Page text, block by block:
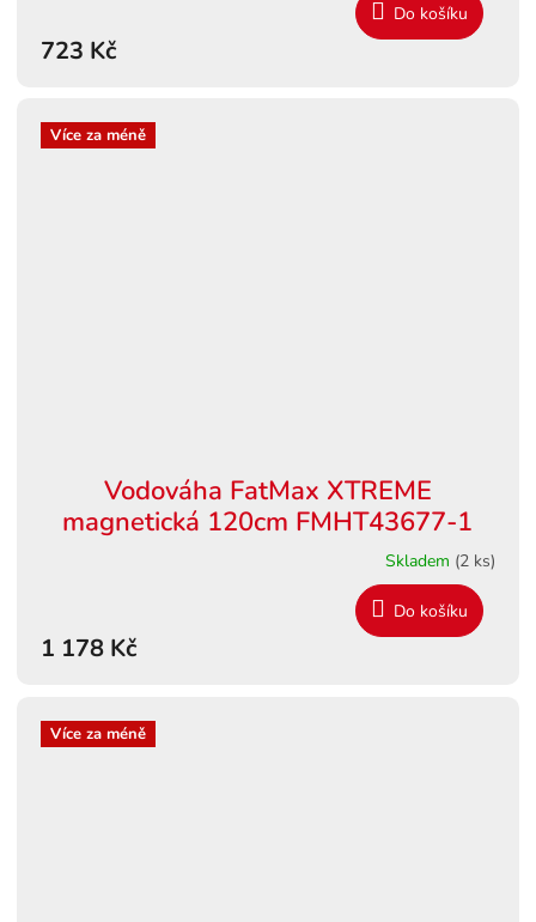
723 Kč
Do košíku
Více za méně
Vodováha FatMax XTREME
magnetická 120cm FMHT43677-1
Skladem (2 ks)
1 178 Kč
Do košíku
Více za méně